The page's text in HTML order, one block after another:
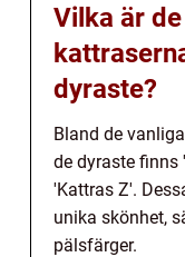
Vilka är
dyraste?
Bland de
de dyraste finns
'Kattras Z'.
unika skönhet,
pälsfärger.